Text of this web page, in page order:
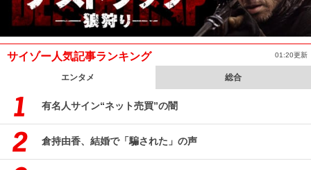
サイゾー人気記事ランキング 01:20更新
エンタメ 総合
有名人サイン“ネット売買”の闇
倉持由香、結婚で「騙された」の声